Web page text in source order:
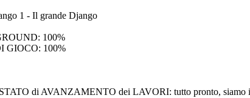
1 - Il grande Django
100%
GIOCO: 100%
di AVANZAMENTO dei LAVORI: tutto pronto, siamo